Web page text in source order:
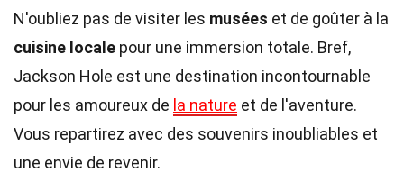
N'oubliez pas de visiter les musées et de goûter à la
cuisine locale pour une immersion totale. Bref,
Jackson Hole est une destination incontournable
pour les amoureux de la nature et de l'aventure.
Vous repartirez avec des souvenirs inoubliables et
une envie de revenir.